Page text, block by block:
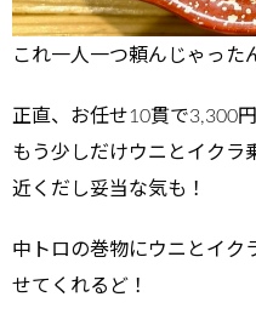
これ一人一つ頼んじゃった
正直、お任せ10貫で3,300
もう少しだけウニとイクラ
近くだし妥当な気も！
中トロの巻物にウニとイク
せてくれるど！